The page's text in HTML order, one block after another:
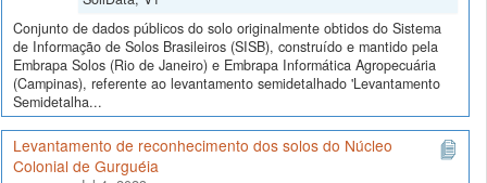
Conjunto de dados públicos do solo originalmente obtidos do Sistema
de Informação de Solos Brasileiros (SISB), construído e mantido pela
Embrapa Solos (Rio de Janeiro) e Embrapa Informática Agropecuária
(Campinas), referente ao levantamento semidetalhado 'Levantamento
Semidetalha...
Levantamento de reconhecimento dos solos do Núcleo
Colonial de Gurguéia